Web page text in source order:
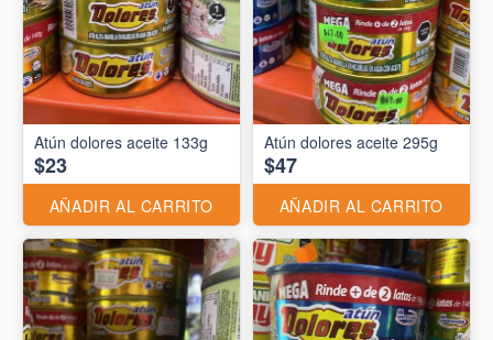
Atún dolores aceite 133g
$23
AÑADIR AL CARRITO
Atún dolores aceite 295g
$47
AÑADIR AL CARRITO